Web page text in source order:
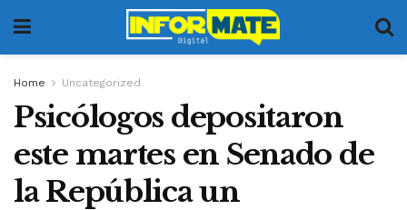
Home Uncategorized
Psicólogos depositaron
este martes en Senado de
la República un